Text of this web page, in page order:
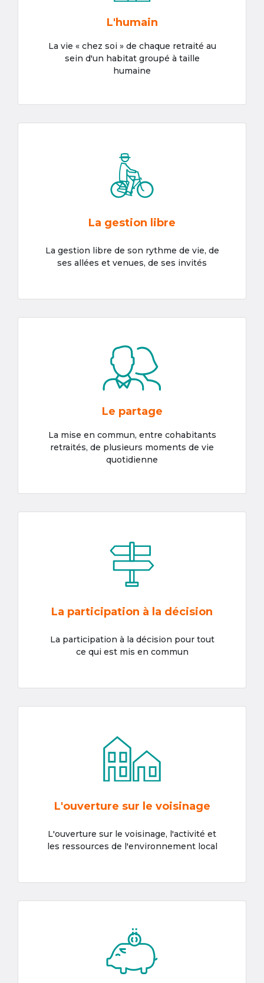
L'humain
La vie « chez soi » de chaque retraité au
sein d'un habitat groupé à taille
humaine
La gestion libre
La gestion libre de son rythme de vie, de
ses allées et venues, de ses invités
Le partage
La mise en commun, entre cohabitants
retraités, de plusieurs moments de vie
quotidienne
La participation à la décision
La participation à la décision pour tout
ce qui est mis en commun
L'ouverture sur le voisinage
L'ouverture sur le voisinage, l'activité et
les ressources de l'environnement local